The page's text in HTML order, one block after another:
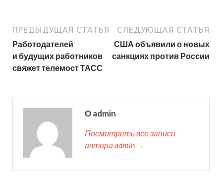
ПРЕДЫДУЩАЯ СТАТЬЯ
Работодателей
и будущих работников
свяжет телемост ТАСС
СЛЕДУЮЩАЯ СТАТЬЯ
США объявили о новых
санкциях против России
О admin
Посмотреть все записи
автора admin →